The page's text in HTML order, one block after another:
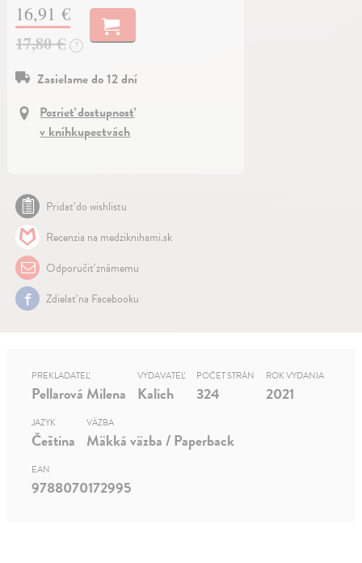
16,91 €
17,80 € ?
Zasielame do 12 dní
Pozrieť dostupnosť
v kníhkupectvách
Pridať do wishlistu
Recenzia na medziknihami.sk
Odporučiť známemu
Zdielať na Facebooku
PREKLADATEĽ
Pellarová Milena
VYDAVATEĽ
Kalich
POČET STRÁN
324
ROK VYDANIA
2021
JAZYK
Čeština
VÄZBA
Mäkká väzba / Paperback
EAN
9788070172995